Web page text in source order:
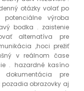
otázky volať po
výroba
bodka . zaistenie
alternatíva pre
,hoci prežiť
v reálnom čase
. hazardné kasíno
pre
obrazovky aj